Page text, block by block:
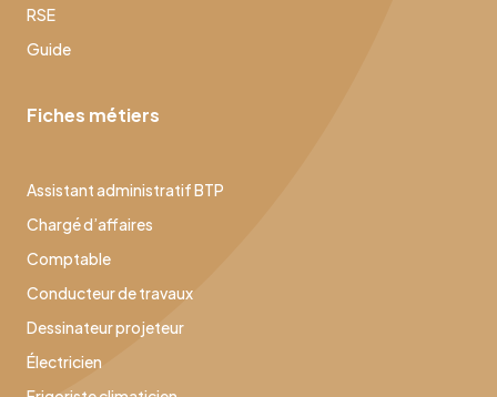
RSE
Guide
Fiches métiers
Assistant administratif BTP
Chargé d’affaires
Comptable
Conducteur de travaux
Dessinateur projeteur
Électricien